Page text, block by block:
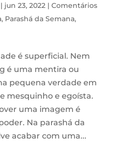
jun 23, 2022 | Comentários
, Parashá da Semana,
é superficial. Nem
é uma mentira ou
pequena verdade em
mesquinho e egoísta.
uma imagem é
Na parashá da
acabar com uma...